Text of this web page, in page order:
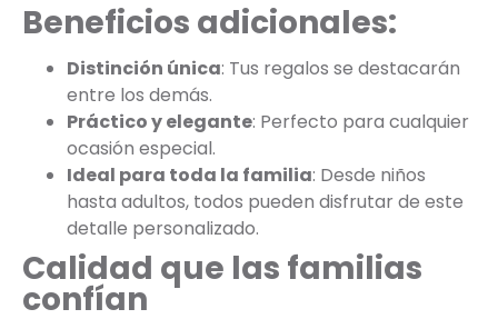
Beneficios adicionales:
Distinción única: Tus regalos se destacarán
entre los demás.
Práctico y elegante: Perfecto para cualquier
ocasión especial.
Ideal para toda la familia: Desde niños
hasta adultos, todos pueden disfrutar de este
detalle personalizado.
Calidad que las familias
confían